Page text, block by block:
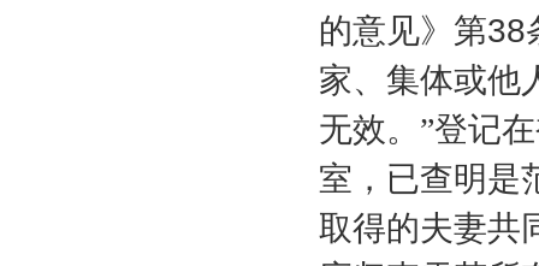
的意见》第38
家、集体或他
无效。”登记
室，已查明是
取得的夫妻共